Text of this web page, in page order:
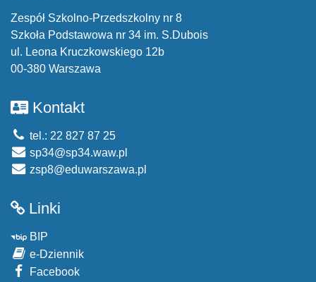
Zespół Szkolno-Przedszkolny nr 8
Szkoła Podstawowa nr 34 im. S.Dubois
ul. Leona Kruczkowskiego 12b
00-380 Warszawa
Kontakt
tel.: 22 827 87 25
sp34@sp34.waw.pl
zsp8@eduwarszawa.pl
Linki
BIP
e-Dziennik
Facebook